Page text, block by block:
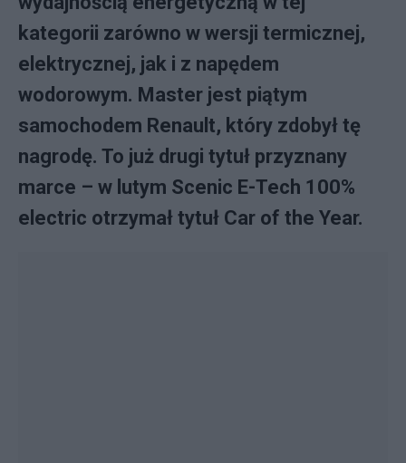
kategorii zarówno w wersji termicznej,
elektrycznej, jak i z napędem
wodorowym. Master jest piątym
samochodem Renault, który zdobył tę
nagrodę. To już drugi tytuł przyznany
marce – w lutym Scenic E-Tech 100%
electric otrzymał tytuł Car of the Year.